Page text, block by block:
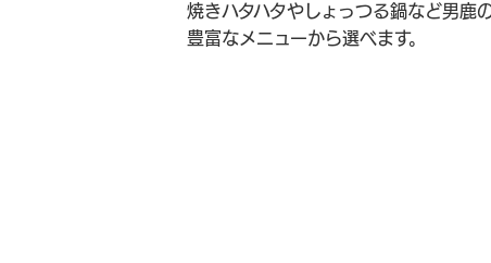
焼きハタハタやしょっつる鍋など男鹿
豊富なメニューから選べます。